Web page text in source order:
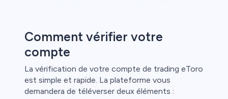
Comment vérifier votre
compte
La vérification de votre compte de trading eToro
est simple et rapide. La plateforme vous
demandera de téléverser deux éléments :